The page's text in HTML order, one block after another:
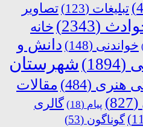
تبلیغات (123)
تصاویر
(2343)
خانه
خواندنی (148)
دانش و
(1894)
شهرستان
هنری (484)
مقالات
(827) پیام (18)
گالری
گوناگون (53)